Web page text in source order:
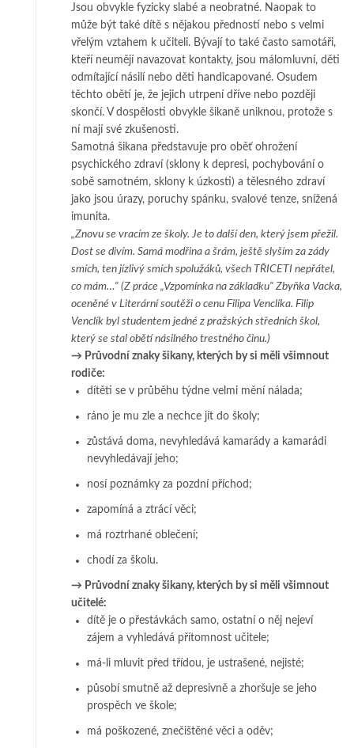
Jsou obvykle fyzicky slabé a neobratné. Naopak to
může být také dítě s ně­jakou před­ností nebo s velmi
vřelým vztahem k učiteli. Bývají to také čas­to samotáři,
kte­ří neumějí navazovat kontakty, jsou málomluvní, děti
od­mí­tající násilí nebo dě­ti handicapované. Osudem
těchto obětí je, že jejich utr­pení dříve nebo později
skon­čí. V dospělosti obvykle šikaně uniknou, pro­to­že s
ní mají své zkušenosti.
Sa­­motná šikana představuje pro oběť ohrožení
psychického zdraví (sklony k de­­pre­si, pochybování o
sobě samotném, sklony k úzkosti) a tělesného zdra­ví
jako jsou úrazy, poruchy spánku, svalové tenze, snížená
imunita.
„Znovu se vracím ze školy. Je to další den, který jsem přežil.
Dost se divím. Samá modřina a šrám, ještě slyším za zády
smích, ten jízlivý smích spolužáků, všech TŘICETI nepřátel,
co mám…“ (Z práce „Vzpomínka na základku“ Zbyňka Vacka,
oceněné v Literární soutěži o ce­nu Filipa Ven­clíka. Filip
Venclík byl studentem jedné z pražských středních škol,
který se stal obě­tí ná­silného trestného činu.)
→ Průvodní znaky šikany, kterých by si měli všimnout
rodiče:
dítěti se v průběhu týdne velmi mění nálada;
ráno je mu zle a nechce jít do školy;
zůstává doma, nevyhledává kamarády a kamarádi
nevyhledávají jeho;
nosí poznámky za pozdní příchod;
zapomíná a ztrácí věci;
má roztrhané oblečení;
chodí za školu.
→ Průvodní znaky šikany, kterých by si měli všimnout
učitelé:
dítě je o přestávkách samo, ostatní o něj nejeví
zájem a vyhledává pří­tom­nost uči­tele;
má-li mluvit před třídou, je ustrašené, nejisté;
působí smutně až depresivně a zhoršuje se jeho
prospěch ve škole;
má poškozené, znečištěné věci a oděv;